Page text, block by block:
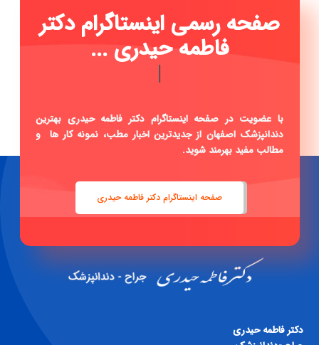
صفحه رسمی اینستاگرام دکتر
فاطمه حید
|
با عضویت در صفحه اینستاگرام دکتر فاطمه حیدری بهترین
دندانپزشک اصفهان از جدیدترین اخبار مطب، نمونه کار ها و
مطالب مفید بهرمند شوید.
صفحه اینستاگرام دکتر فاطمه حیدری
دكتر فاطمه حيدری